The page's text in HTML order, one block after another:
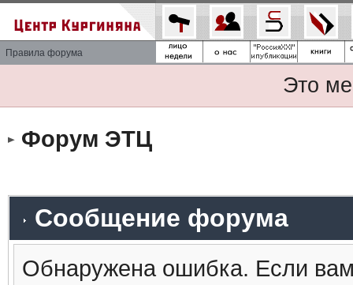
Правила форума
Это
Форум ЭТЦ
Сообщение форума
Обнаружена ошибка. Если